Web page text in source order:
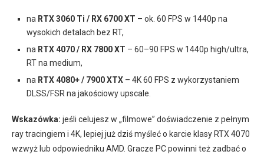
na RTX 3060 Ti / RX 6700 XT – ok. 60 FPS w 1440p na
wysokich detalach bez RT,
na RTX 4070 / RX 7800 XT – 60–90 FPS w 1440p high/ultra,
RT na medium,
na RTX 4080+ / 7900 XTX – 4K 60 FPS z wykorzystaniem
DLSS/FSR na jakościowy upscale.
Wskazówka: jeśli celujesz w „filmowe” doświadczenie z pełnym
ray tracingiem i 4K, lepiej już dziś myśleć o karcie klasy RTX 4070
wzwyż lub odpowiedniku AMD. Gracze PC powinni też zadbać o